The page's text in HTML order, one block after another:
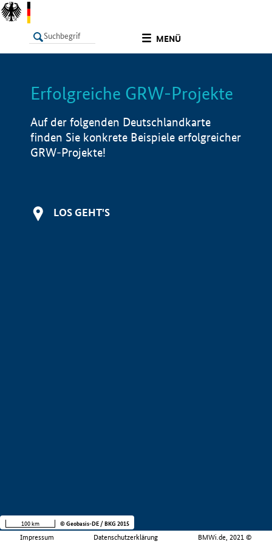
MENÜ
LISTE Info
Erfolgreiche GRW-Projekte
Auf der folgenden Deutschlandkarte
finden Sie konkrete Beispiele erfolgreicher
GRW-Projekte!
LOS GEHT'S
Impressum Datenschutzerklärung BMWi.de, 2021 ©
100 km © Geobasis-DE / BKG 2015